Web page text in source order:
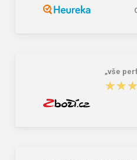
„vše